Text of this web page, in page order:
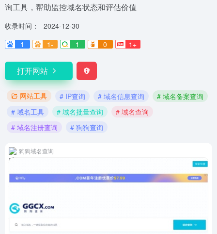
询工具，帮助监控域名状态和评估价值
收录时间：
2024-12-30
1
1- 1 0 1+
打开网站
网站工具 # IP查询 # 域名信息查询
# 域名备案查询
# 域名工具
# 域名批量查询
# 域名查询
# 域名注册查询
# 狗狗查询
狗狗域名查询